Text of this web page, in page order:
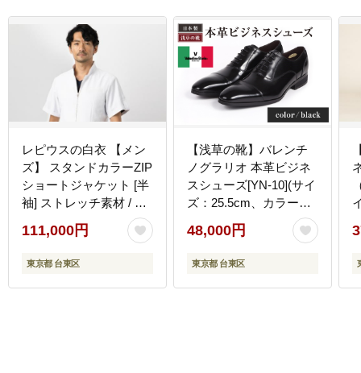
レピウスの白衣 【メン
ズ】 スタンドカラーZIP
ショートジャケット [半
袖] ストレッチ素材 / ネ
ーム刺繍付き(サイズ：
46サイズ)
111,000円
東京都 台東区
【浅草の靴】バレンチ
ノグラリオ 本革ビジネ
スシューズ[YN-10](サイ
ズ：25.5cm、カラー：
ブラック)
48,000円
東京都 台東区